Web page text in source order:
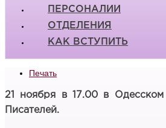
ПЕРСОНАЛИИ
ОТДЕЛЕНИЯ
КАК ВСТУПИТЬ
Печать
21 ноября в 17.00 в
Писателей.